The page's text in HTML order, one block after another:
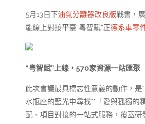
5月13日下油氣分離器改良版戰書，
能線上對接平臺“粵智賦”正德系車零
“粵智賦”上線，570家資源一站匯聚
此次會議最具標志性意義的動作，
水瓶座的藍光中尋找**「愛與孤獨的
配、項目對接的一站式服務，覆蓋